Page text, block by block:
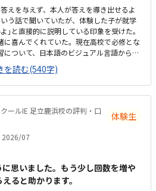
えを与えず、本人が答えを導き出せるよ
う話で聞いていたが、体験した子が就学
｣と直接的に説明している印象を受けた。
に喜んでくれていた。現在高校で必修とな
ついて、日本語のビジュアル言語からは
ィングまでを段階的にステップアップして
に付けることが出来そうだと感じた。ま
ら評価をうけることが出来るという仕組み
組めそうだと感じた。駅からさほど離れて
いやすいと思うただ、看板としては同教
スクールIE】の表記しか見受けられず、
か少し迷ってしまった。教室内の色調も明
だ、同一の教室内で教科学習の個別指導
プログラミング指導の声が、他の子の学
ペーンで入会費無料という説明もあり、
を読む(540字)
ールIE 足立鹿浜校の評判・口
体験生
2026/07
思いました。もう少し回数を増や
ると助かります。